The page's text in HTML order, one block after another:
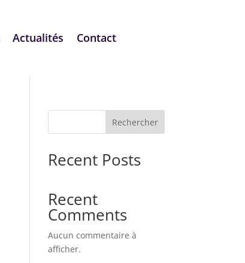
Actualités Contact
Rechercher
Recent Posts
Recent
Comments
Aucun commentaire à
afficher.